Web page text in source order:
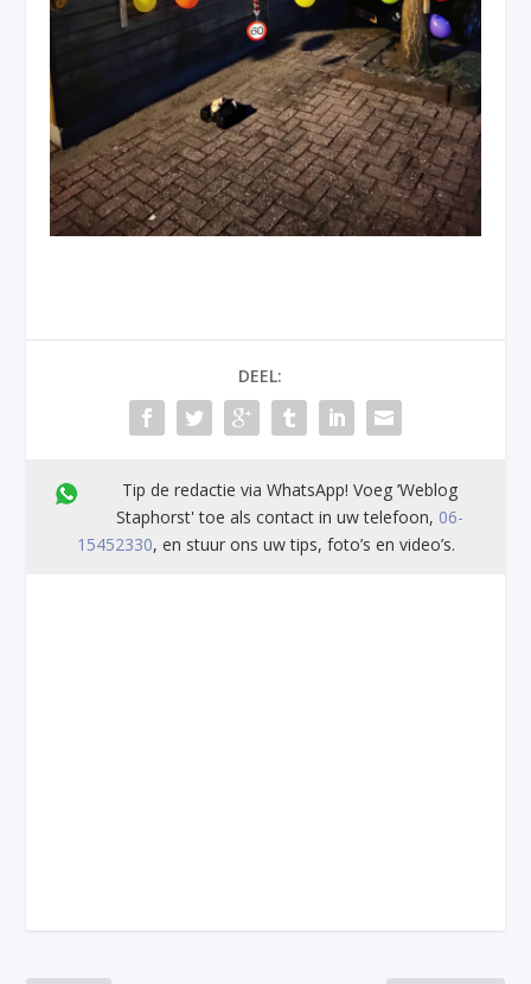
DEEL:
Tip de redactie via WhatsApp! Voeg ’Weblog
Staphorst' toe als contact in uw telefoon, 06-
15452330, en stuur ons uw tips, foto’s en video’s.